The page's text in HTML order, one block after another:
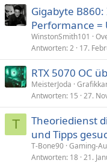
Gigabyte
Performance =
WinstonSmith101
Antworten 2 17.
RTX 5070 OC
MeisterJoda
Antworten 15 27.
T
Theoriedienst
und Tipps
T-Bone90 Gaming-
Antworten 18 21.